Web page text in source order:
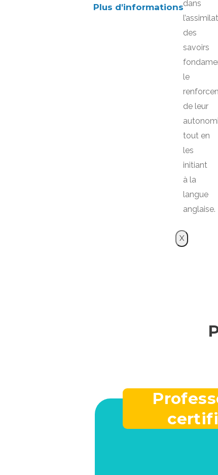
dans
des
savoirs
le
de leur
tout en
les
initiant
à la
langue
anglaise.
X
Plus d'informations